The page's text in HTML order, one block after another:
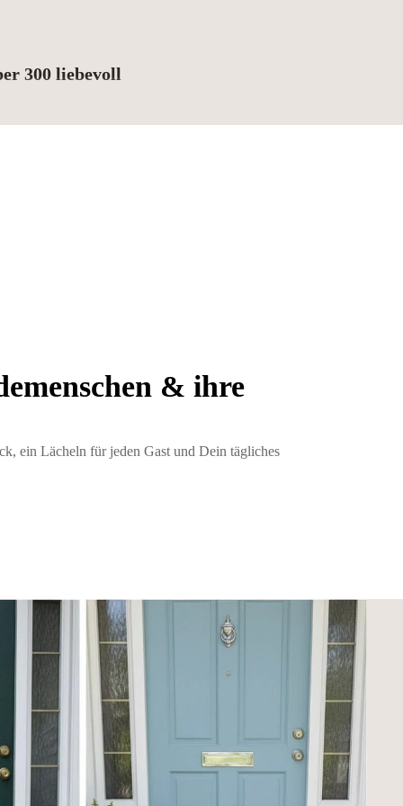
300 liebevoll
ist. Wählen Sie aus
oder Hundenamen. Jedes
und bringt den einzigartigen
Wunschtext
langlebig
Einsatz
(ohne Weichspüler)
Retriever oder eine seltene
nahezu alle
Sie Ihr Lieblingsmotiv mit
die garantiert zum Blickfang
als besondere
eigenen Hund ist ein
schon an der Haustür herzlich
gefertigt. So entsteht
Persönlichkeit perfekt
& ihre
ein Lächeln für jeden Gast und Dein tägliches